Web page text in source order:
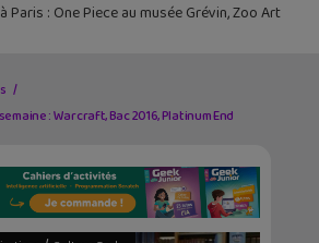
Paris : One Piece au musée Grévin, Zoo Art
: Warcraft, Bac 2016, Platinum End